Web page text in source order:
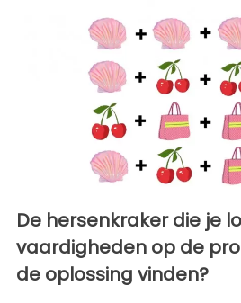
De hersenkraker die je
vaardigheden op de
de oplossing vinden?